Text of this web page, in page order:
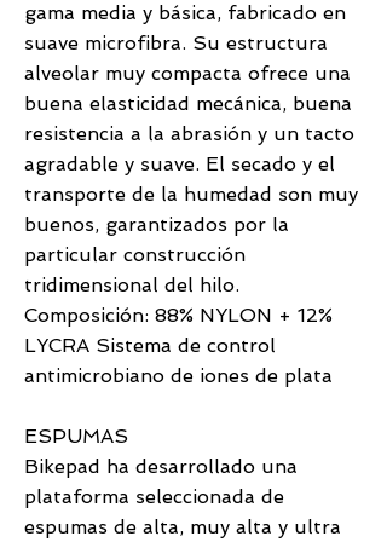
gama media y básica, fabricado en
suave microfibra. Su estructura
alveolar muy compacta ofrece una
buena elasticidad mecánica, buena
resistencia a la abrasión y un tacto
agradable y suave. El secado y el
transporte de la humedad son muy
buenos, garantizados por la
particular construcción
tridimensional del hilo.
Composición: 88% NYLON + 12%
LYCRA Sistema de control
antimicrobiano de iones de plata
ESPUMAS
Bikepad ha desarrollado una
plataforma seleccionada de
espumas de alta, muy alta y ultra